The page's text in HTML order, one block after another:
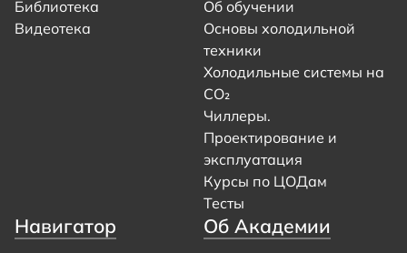
Библиотека
Видеотека
Об обучении
Основы холодильной
техники
Холодильные системы на
CO₂
Чиллеры.
Проектирование и
эксплуатация
Курсы по ЦОДам
Тесты
Навигатор Об Академии